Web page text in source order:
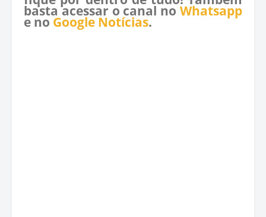
basta acessar o canal no Whatsapp
e no Google Notícias.